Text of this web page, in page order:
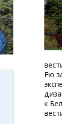
Ею
к